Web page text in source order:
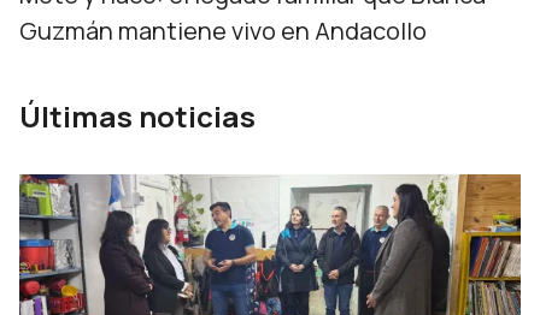
Guzmán mantiene vivo en Andacollo
Últimas noticias